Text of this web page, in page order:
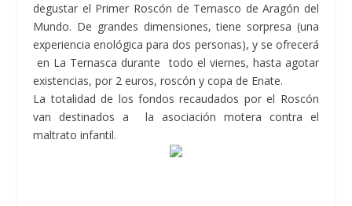
degustar el Primer Roscón de Ternasco de Aragón del
Mundo. De grandes dimensiones, tiene sorpresa (una
experiencia enológica para dos personas), y se ofrecerá
en La Ternasca durante todo el viernes, hasta agotar
existencias, por 2 euros, roscón y copa de Enate.
La totalidad de los fondos recaudados por el Roscón
van destinados a la asociación motera contra el
maltrato infantil.